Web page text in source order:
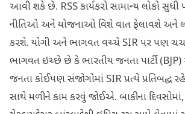
આવી શકે છે. RSS કાર્યકરો સામાન્ય લોકો સુધી
નીતિઓ અને યોજનાઓ વિશે વાત ફેલાવશે અને
કરશે. યોગી અને ભાગવત વચ્ચે SIR પર પણ
ભાગવત ઇચ્છે છે કે ભારતીય જનતા પાર્ટી (BJP)
જનતા કોઈપણ સંજોગોમાં SIR પ્રત્યે પ્રતિબદ્ધ
સાથે મળીને કામ કરવું જોઈએ. બાકીના